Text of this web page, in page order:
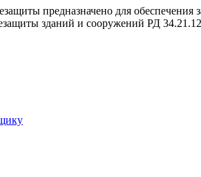
предназначено для
зданий и сооружений РД